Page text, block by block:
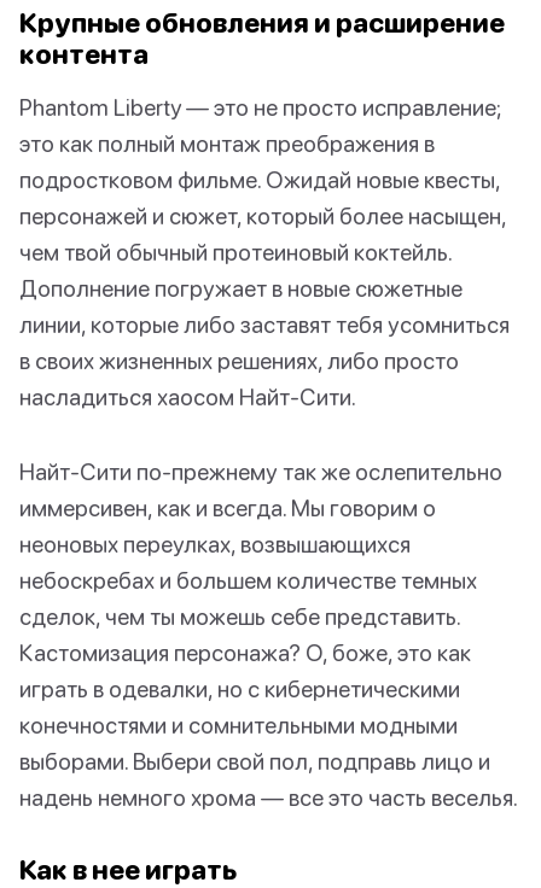
Крупные обновления и расширение
контента
Phantom Liberty — это не просто исправление;
это как полный монтаж преображения в
подростковом фильме. Ожидай новые квесты,
персонажей и сюжет, который более насыщен,
чем твой обычный протеиновый коктейль.
Дополнение погружает в новые сюжетные
линии, которые либо заставят тебя усомниться
в своих жизненных решениях, либо просто
насладиться хаосом Найт-Сити.
Найт-Сити по-прежнему так же ослепительно
иммерсивен, как и всегда. Мы говорим о
неоновых переулках, возвышающихся
небоскребах и большем количестве темных
сделок, чем ты можешь себе представить.
Кастомизация персонажа? О, боже, это как
играть в одевалки, но с кибернетическими
конечностями и сомнительными модными
выборами. Выбери свой пол, подправь лицо и
надень немного хрома — все это часть веселья.
Как в нее играть